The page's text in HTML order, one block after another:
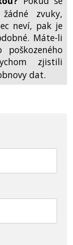
zvuky,
neví, pak je
Máte-li
zjistili
dat.